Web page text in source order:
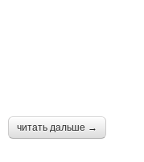
читать дальше →